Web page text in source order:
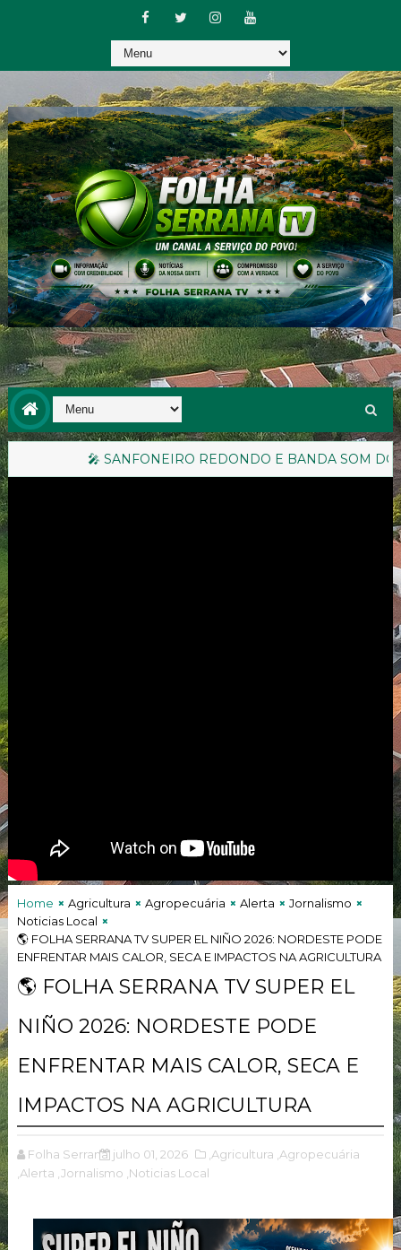
REDONDO E BANDA SOM DO NORTE
Home Agricultura Agropecuária Alerta
Jornalismo
Noticias Local
🌎 FOLHA SERRANA TV SUPER EL NIÑO 2026: NORDESTE PODE
ENFRENTAR MAIS CALOR, SECA E IMPACTOS NA AGRICULTURA
🌎 FOLHA SERRANA TV SUPER EL
NIÑO 2026: NORDESTE PODE
ENFRENTAR MAIS CALOR, SECA E
IMPACTOS NA AGRICULTURA
Folha Serrana julho 01, 2026 ,Agricultura ,Agropecuária
,Alerta ,Jornalismo ,Noticias Local